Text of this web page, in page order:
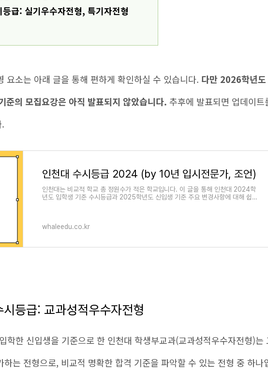
급: 실기우수자전형, 특기자전형
요소는 아래 글을 통해 편하게 확인하실 수 있습니다. 다만 2026학년도
준의 모집요강은 아직 발표되지 않았습니다. 추후에 발표되면 업데이트
인천대 수시등급 2024 (by 10년 입시전문가, 조언)
인천대는 비교적 학교 총 정원수가 적은 학교입니다. 이 글을 통해 인천대 2024학
년도 입학생 기준 수시등급과 2025학년도 신입생 기준 주요 변경사항에 대해 쉽고
whaleedu.co.kr
등급: 교과성적우수자전형
학한 신입생을 기준으로 한 인천대 학생부교과(교과성적우수자전형)는
하는 전형으로, 비교적 명확한 합격 기준을 파악할 수 있는 전형 중 하나